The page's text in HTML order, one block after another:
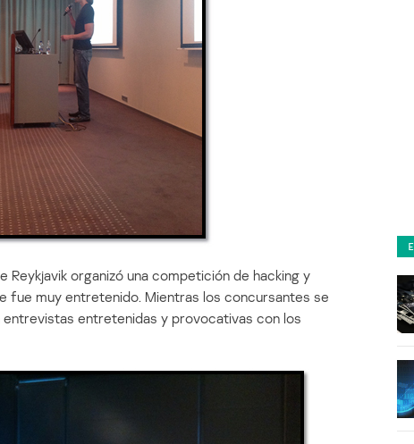
Reykjavik organizó una competición de hacking y
fue muy entretenido. Mientras los concursantes se
entrevistas entretenidas y provocativas con los